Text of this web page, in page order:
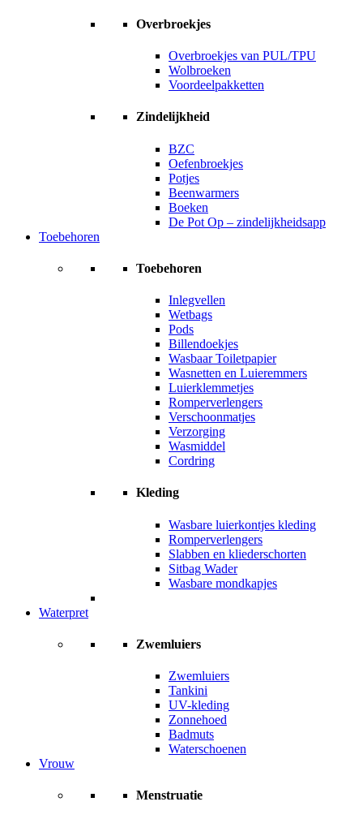
Overbroekjes
Overbroekjes van PUL/TPU
Wolbroeken
Voordeelpakketten
Zindelijkheid
BZC
Oefenbroekjes
Potjes
Beenwarmers
Boeken
De Pot Op – zindelijkheidsapp
Toebehoren
Toebehoren
Inlegvellen
Wetbags
Pods
Billendoekjes
Wasbaar Toiletpapier
Wasnetten en Luieremmers
Luierklemmetjes
Romperverlengers
Verschoonmatjes
Verzorging
Wasmiddel
Cordring
Kleding
Wasbare luierkontjes kleding
Romperverlengers
Slabben en kliederschorten
Sitbag Wader
Wasbare mondkapjes
Waterpret
Zwemluiers
Zwemluiers
Tankini
UV-kleding
Zonnehoed
Badmuts
Waterschoenen
Vrouw
Menstruatie